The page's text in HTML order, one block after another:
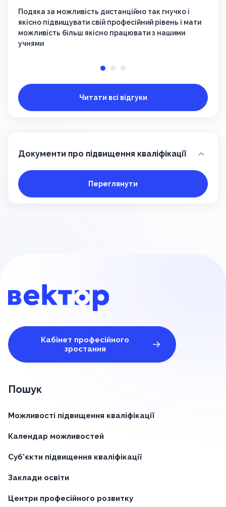
Подяка за можливість дистанційно так гнучко і
якісно підвищувати свій професійний рівень і мати
можливість більш якісно працювати з нашими
учнями
Читати всі відгуки
Документи про підвищення кваліфікації
Переглянути
Кабінет професійного
зростання
Пошук
Можливості підвищення кваліфікації
Календар можливостей
Суб'єкти підвищення кваліфікації
Заклади освіти
Центри професійного розвитку